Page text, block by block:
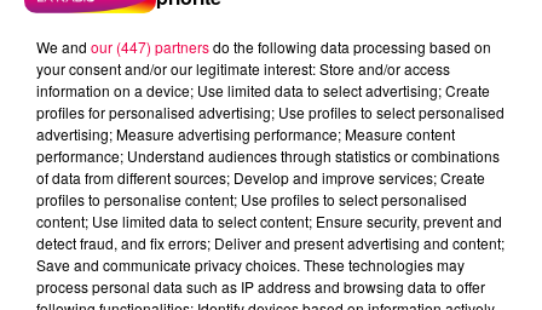
UN RAPPEL DOULOUREUX DES
RISQUES DU MÉTIER
Ce drame intervient un peu plus d'un mois après la
mort d'un autre agent des forces de l'ordre dans la
région. Le 25 mars dernier, un policier de la CRS
autoroutière de Champigneulles avait perdu la vie
après avoir heurté une flèche de signalisation sur l'A33,
à hauteur de Laxou. Il avait 50 ans et était père de
famille. Le ministre de l'Intérieur, Laurent Nunez, s'était
déplacé à Nancy pour lui rendre un hommage
We and our (447) partnersdo the following data processing based on
your consent and/or our legitimate interest: Store and/or access
information on a device; Use limited data to select advertising; Create
profiles for personalised advertising; Use profiles to select personalised
advertising; Measure advertising performance; Measure content
performance; Understand audiences through statistics or combinations
of data from different sources; Develop and improve services; Create
profiles to personalise content; Use profiles to select personalised
content; Use limited data to select content; Ensure security, prevent and
detect fraud, and fix errors; Deliver and present advertising and content;
Save and communicate privacy choices. These technologies may
process personal data such as IP address and browsing data to offer